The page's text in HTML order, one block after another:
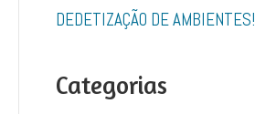
DEDETIZAÇÃO DE AMBIENTES!
Categorias